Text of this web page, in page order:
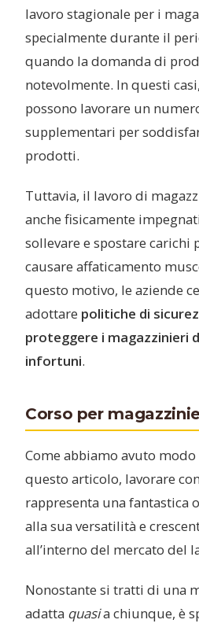
lavoro stagionale per i
specialmente durante il
quando la domanda di
notevolmente. In questi
possono lavorare un
supplementari per
prodotti.
Tuttavia, il lavoro di
anche fisicamente
sollevare e spostare carichi
causare affaticamento
questo motivo, le aziende
adottare politiche di
proteggere i magazzinieri
infortuni.
Corso per
Come abbiamo avuto
questo articolo, lavorare
rappresenta una fantastica
alla sua versatilità e
all’interno del mercato del
Nonostante si tratti di una
adatta quasia chiunque, è